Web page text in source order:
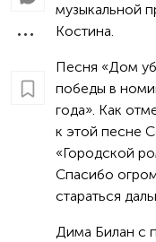
музыкальной
Костина.
Песня «Дом
победы в
года». Как
к этой песне
«Городской
Спасибо
стараться
Дима Билан с